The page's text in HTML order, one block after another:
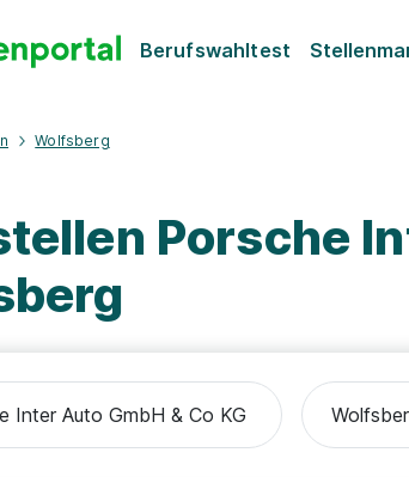
Berufswahltest
Wolfsberg
Porsche